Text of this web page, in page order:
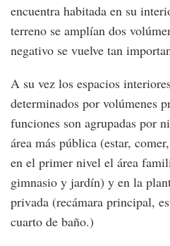
encuentra habitada en su
terreno se amplían dos
negativo se vuelve tan
A su vez los espacios
determinados por volúmenes
funciones son agrupadas por
área más pública (estar,
en el primer nivel el área
gimnasio y jardín) y en la
privada (recámara principal,
cuarto de baño.)